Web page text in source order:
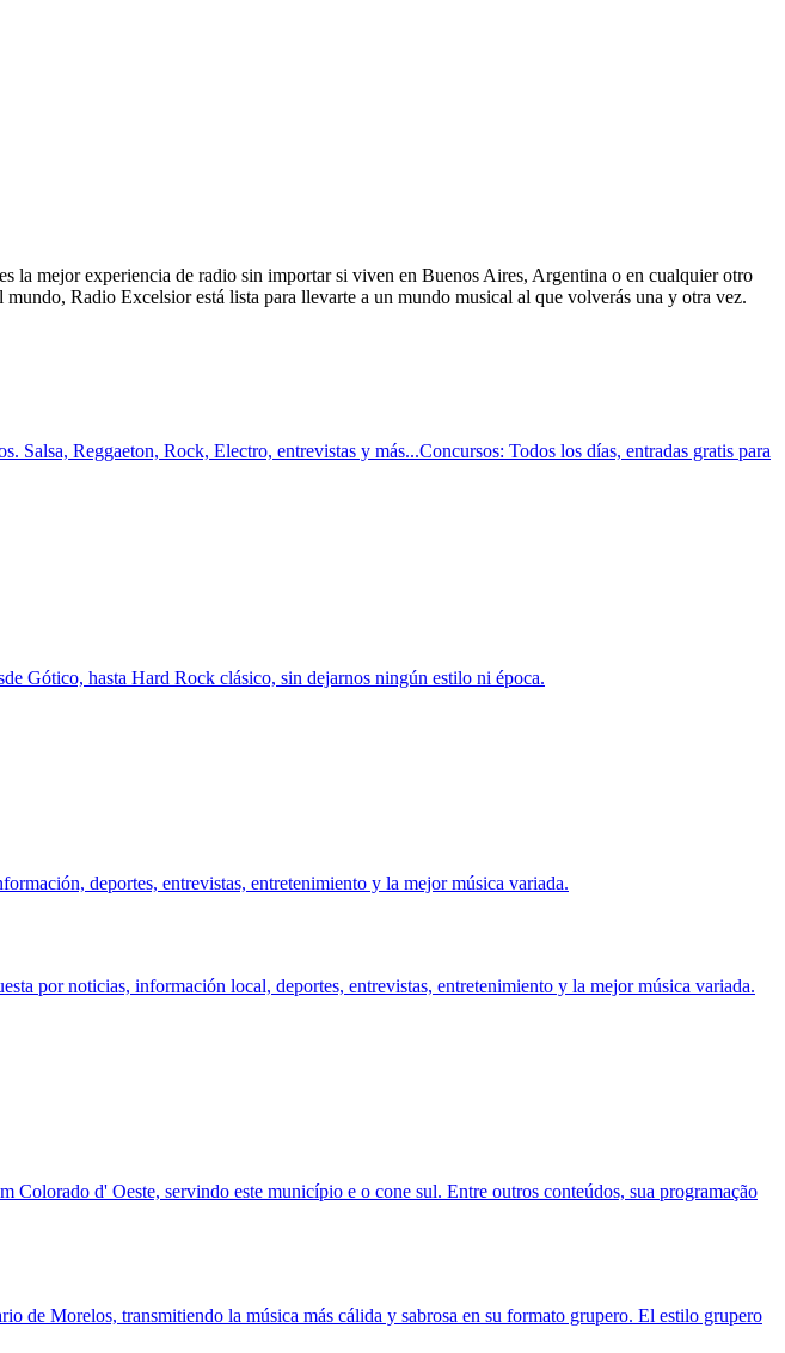
la mejor experiencia de radio sin importar si viven en Buenos Aires, Argentina o en cualquier otro
Radio Excelsior está lista para llevarte a un mundo musical al que volverás una y otra vez.
Reggaeton, Rock, Electro, entrevistas y más...Concursos: Todos los días, entradas gratis para
Gótico, hasta Hard Rock clásico, sin dejarnos ningún estilo ni época.
deportes, entrevistas, entretenimiento y la mejor música variada.
por noticias, información local, deportes, entrevistas, entretenimiento y la mejor música variada.
d' Oeste, servindo este município e o cone sul. Entre outros conteúdos, sua programação
de Morelos, transmitiendo la música más cálida y sabrosa en su formato grupero. El estilo grupero